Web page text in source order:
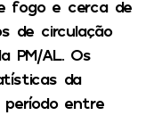
fogo e cerca de
de circulação
PM/AL. Os
da
entre